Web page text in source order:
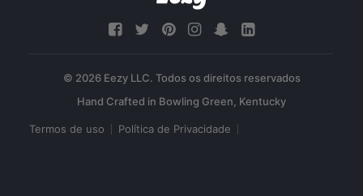
© 2026 Eezy LLC. Todos os direitos reservados
Termos de uso Política de Privacidade